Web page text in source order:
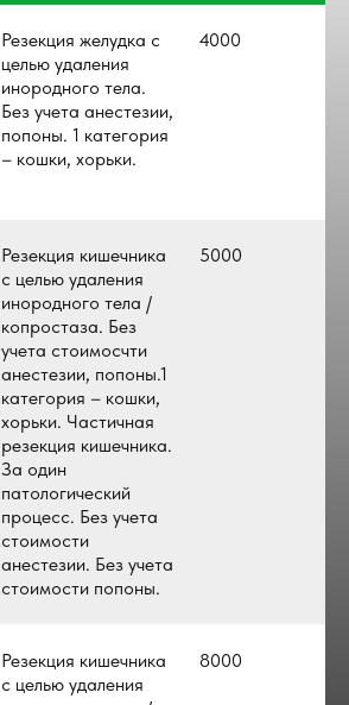
Резекция желудка с
целью удаления
инородного тела.
Без учета анестезии,
попоны. 1 категория
– кошки, хорьки.
4000
Резекция кишечника
с целью удаления
инородного тела /
копростаза. Без
учета стоимосчти
анестезии, попоны.1
категория – кошки,
хорьки. Частичная
резекция кишечника.
За один
патологический
процесс. Без учета
стоимости
анестезии. Без учета
стоимости попоны.
5000
Резекция кишечника
с целью удаления
8000